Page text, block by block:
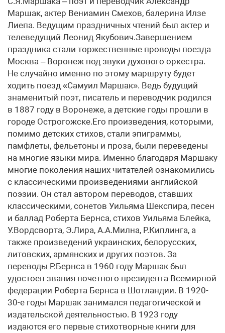
Маршак, актер Вениамин Смехов, балерина Илзе
Лиепа. Ведущим праздничных чтений был актер и
телеведущий Леонид Якубович.Завершением
праздника стали торжественные проводы поезда
Москва – Воронеж под звуки духового оркестра.
Не случайно именно по этому маршруту будет
ходить поезд «Самуил Маршак». Ведь будущий
знаменитый поэт, писатель и переводчик родился
в 1887 году в Воронеже, а детские годы прошли в
городе Острогожске.Его произведения, которыми,
помимо детских стихов, стали эпиграммы,
памфлеты, фельетоны и проза, были переведены
на многие языки мира. Именно благодаря Маршаку
многие поколения наших читателей ознакомились
с классическими произведениями английской
поэзии. Он стал автором переводов, ставших
классическими, сонетов Уильяма Шекспира, песен
и баллад Роберта Бернса, стихов Уильяма Блейка,
У.Вордсворта, Э.Лира, А.А.Милна, Р.Киплинга, а
также произведений украинских, белорусских,
литовских, армянских и других поэтов. За
переводы Р.Бернса в 1960 году Маршак был
удостоен звания почетного президента Всемирной
федерации Роберта Бернса в Шотландии. В 1920-
30-е годы Маршак занимался педагогической и
издательской деятельностью. В 1923 году
издаются его первые стихотворные книги для